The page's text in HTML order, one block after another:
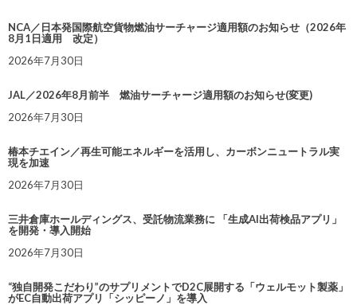
NCA／日本発国際航空貨物燃油サーチャージ適用額のお知らせ（2026年
8月1日適用 改定）
2026年7月30日
JAL／2026年8月前半 燃油サーチャージ適用額のお知らせ(変更)
2026年7月30日
椿本チエイン／再生可能エネルギーを活用し、カーボンニュートラル実
現を加速
2026年7月30日
三井倉庫ホールディングス、受託物流業務に 「生成AI出荷検品アプリ」
を開発・導入開始
2026年7月30日
“独自開発こだわり”のサプリメントでD2C展開する「ウェルモット製薬」
がEC自動出荷アプリ「シッピーノ」を導入